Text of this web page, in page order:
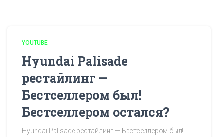
YOUTUBE
Hyundai Palisade
рестайлинг —
Бестселлером был!
Бестселлером остался?
Hyundai Palisade рестайлинг — Бестселлером был!